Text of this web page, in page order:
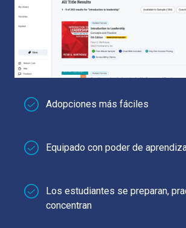
Adopciones más fáciles
Equipado con poder de
Los estudiantes se preparan,
concentran